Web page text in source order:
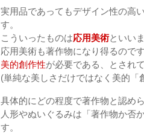
実用品であってもデザイン性の高
す。
こういったものは応用美術といいま
応用美術も著作物になり得るので
美的創作性が必要である、とされて
(単純な美しさだけではなく美的「
具体的にどの程度で著作物と認め
人形やぬいぐるみは「著作物か否
す。